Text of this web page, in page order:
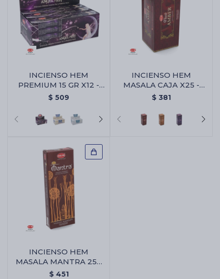
INCIENSO HEM
PREMIUM 15 GR X12 -
Angel Místico
$ 509
INCIENSO HEM
MASALA CAJA X25 -
Ambar
$ 381
INCIENSO HEM
MASALA MANTRA 250
GR - Incienso Hem
$ 451